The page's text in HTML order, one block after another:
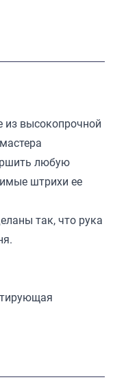
высокопрочной
любую
штрихи ее
так, что рука